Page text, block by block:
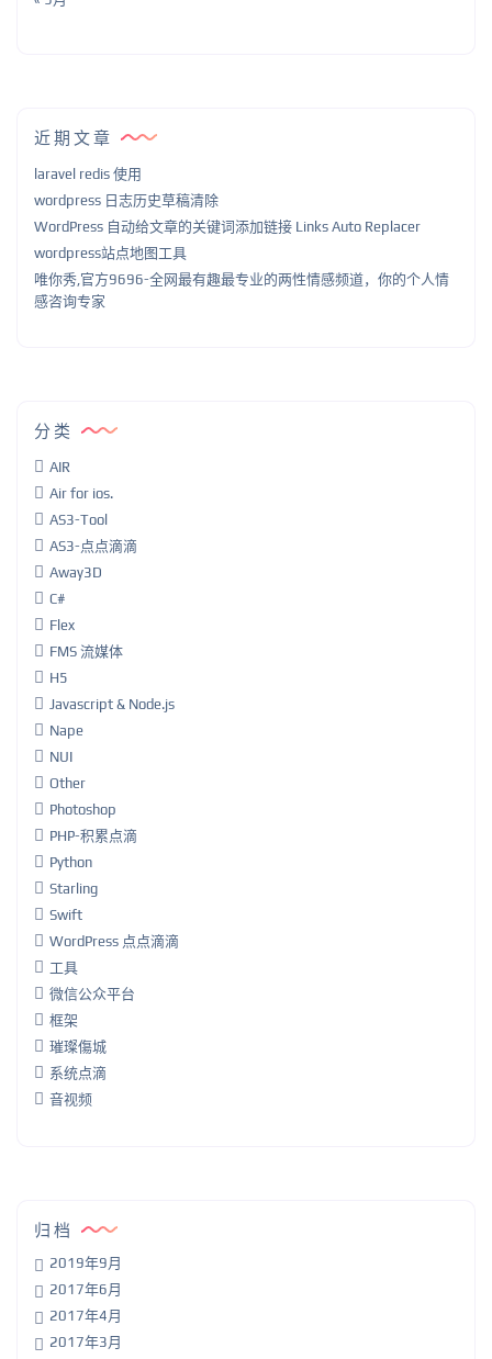
近期文章
laravel redis 使用
wordpress 日志历史草稿清除
WordPress 自动给文章的关键词添加链接 Links Auto Replacer
wordpress站点地图工具
唯你秀,官方9696-全网最有趣最专业的两性情感频道，你的个人情
感咨询专家
分类
AIR
Air for ios.
AS3-Tool
AS3-点点滴滴
Away3D
C#
Flex
FMS 流媒体
H5
Javascript & Node.js
Nape
NUI
Other
Photoshop
PHP-积累点滴
Python
Starling
Swift
WordPress 点点滴滴
工具
微信公众平台
框架
璀璨傷城
系统点滴
音视频
归档
2019年9月
2017年6月
2017年4月
2017年3月